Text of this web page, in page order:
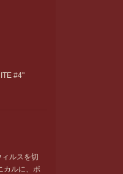
#4"
ルスを切
カルに、ポ